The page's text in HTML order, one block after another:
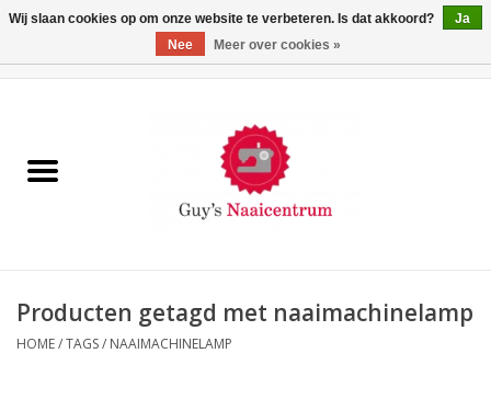
Machines
Paspoppen
Producten getagd met naaimachinelamp
HOME/TAGS/ NAAIMACHINELAMP
Wij slaan cookies op om onze website te verbeteren. Is dat akkoord?
Ja
Nee
Meer over cookies »